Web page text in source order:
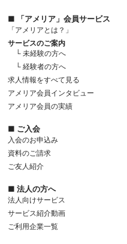
■ 「アメリア」会員サービス
「アメリアとは？」
サービスのご案内
└ 未経験の方へ
└ 経験者の方へ
求人情報をすべて見る
アメリア会員インタビュー
アメリア会員の実績
■ ご入会
入会のお申込み
資料のご請求
ご友人紹介
■ 法人の方へ
法人向けサービス
サービス紹介動画
ご利用企業一覧